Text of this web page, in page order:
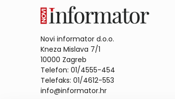
Novi informator d.o.o.
Kneza Mislava 7/1
10000 Zagreb
Telefon: 01/4555-454
Telefaks: 01/4612-553
info@informator.hr